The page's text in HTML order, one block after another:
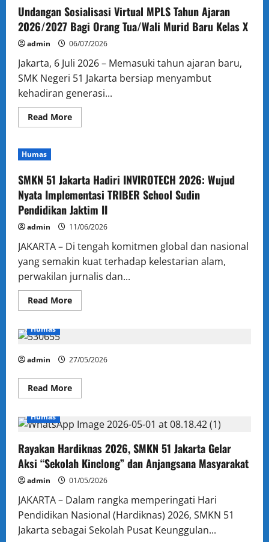
SMKN
51
Jakarta
Gelar
Seminar
Parenting
Pola
Asuh
Remaja
Bersama
Dian
Kurniati
Undangan Sosialisasi Virtual MPLS Tahun Ajaran
2026/2027 Bagi Orang Tua/Wali Murid Baru Kelas X
admin 06/07/2026
Jakarta, 6 Juli 2026 – Memasuki tahun ajaran baru,
SMK Negeri 51 Jakarta bersiap menyambut
kehadiran generasi...
Read MoreRead
more
Tahun
Ajaran
2026/2027
Bagi
Orang
Tua/Wali
Murid
Kelas
X
Humas
SMKN 51 Jakarta Hadiri INVIROTECH 2026: Wujud
Nyata Implementasi TRIBER School Sudin
Pendidikan Jaktim II
admin 11/06/2026
JAKARTA – Di tengah komitmen global dan nasional
yang semakin kuat terhadap kelestarian alam,
perwakilan jurnalis dan...
Read MoreRead
more
INVIROTECH
Implementasi
TRIBER
Pendidikan
Jaktim
II
Humas
admin 27/05/2026
Read MoreRead
more
Humas
Rayakan Hardiknas 2026, SMKN 51 Jakarta Gelar
Aksi “Sekolah Kinclong” dan Anjangsana Masyarakat
admin 01/05/2026
JAKARTA – Dalam rangka memperingati Hari
Pendidikan Nasional (Hardiknas) 2026, SMKN 51
Jakarta sebagai Sekolah Pusat Keunggulan...